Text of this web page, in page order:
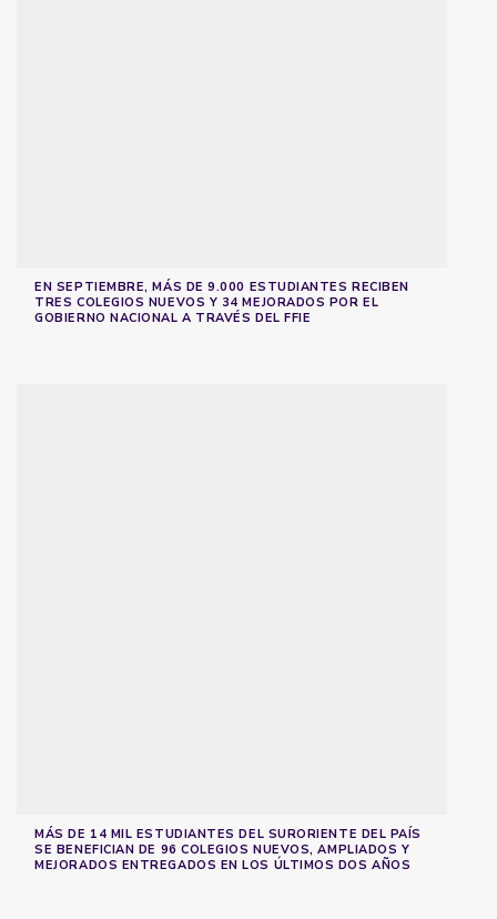
EN SEPTIEMBRE, MÁS DE 9.000 ESTUDIANTES RECIBEN
TRES COLEGIOS NUEVOS Y 34 MEJORADOS POR EL
GOBIERNO NACIONAL A TRAVÉS DEL FFIE
MÁS DE 14 MIL ESTUDIANTES DEL SURORIENTE DEL PAÍS
SE BENEFICIAN DE 96 COLEGIOS NUEVOS, AMPLIADOS Y
MEJORADOS ENTREGADOS EN LOS ÚLTIMOS DOS AÑOS